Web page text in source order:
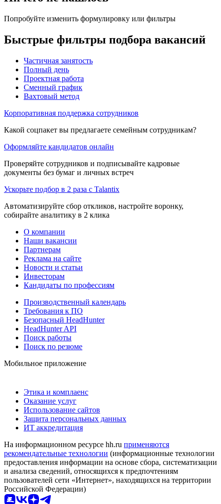
Попробуйте изменить формулировку или фильтры
Быстрые фильтры подбора вакансий
Частичная занятость
Полный день
Проектная работа
Сменный график
Вахтовый метод
Корпоративная поддержка сотрудников
Какой соцпакет вы предлагаете семейным сотрудникам?
Оформляйте кандидатов онлайн
Проверяйте сотрудников и подписывайте кадровые
документы без бумаг и личных встреч
Ускорьте подбор в 2 раза с Talantix
Автоматизируйте сбор откликов, настройте воронку,
собирайте аналитику в 2 клика
О компании
Наши вакансии
Партнерам
Реклама на сайте
Новости и статьи
Инвесторам
Кандидаты по профессиям
Производственный календарь
Требования к ПО
Безопасный HeadHunter
HeadHunter API
Поиск работы
Поиск по резюме
Мобильное приложение
Этика и комплаенс
Оказание услуг
Использование сайтов
Защита персональных данных
ИТ аккредитация
На информационном ресурсе hh.ru применяются
рекомендательные технологии (информационные технологии
предоставления информации на основе сбора, систематизации
и анализа сведений, относящихся к предпочтениям
пользователей сети «Интернет», находящихся на территории
Российской Федерации)